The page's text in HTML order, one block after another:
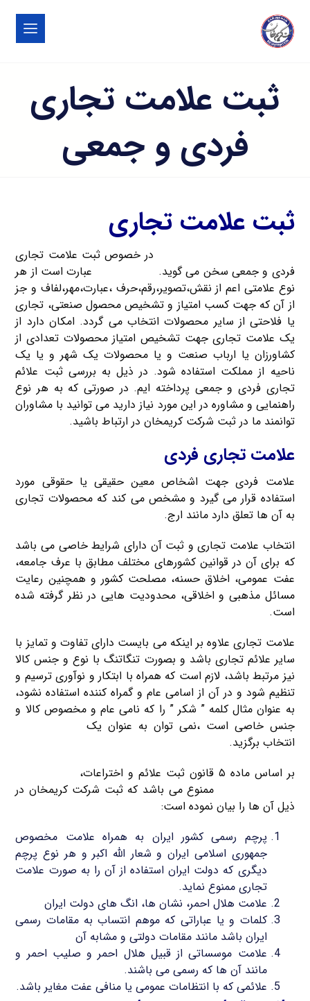
ثبت علامت تجاری
فردی و جمعی
ثبت علامت تجاری
در خصوص ثبت علامت تجاری
فردی و جمعی سخن می گوید.
عبارت است از هر
نوع علامتی اعم از نقش،تصویر،رقم،حرف ،عبارت،مهر،لفاف و جز
از آن که جهت کسب امتیاز و تشخیص محصول صنعتی، تجاری
یا فلاحتی از سایر محصولات انتخاب می گردد. امکان دارد از
یک علامت تجاری جهت تشخیص امتیاز محصولات تعدادی از
کشاورزان یا ارباب صنعت و یا محصولات یک شهر و یا یک
ناحیه از مملکت استفاده شود. در ذیل به بررسی ثبت علائم
تجاری فردی و جمعی پرداخته ایم. در صورتی که به هر نوع
راهنمایی و مشاوره در این مورد نیاز دارید می توانید با مشاوران
توانمند ما در ثبت شرکت کریمخان در ارتباط باشید.
علامت تجاری فردی
علامت فردی جهت اشخاص معین حقیقی یا حقوقی مورد
استفاده قرار می گیرد و مشخص می کند که محصولات تجاری
به آن ها تعلق دارد مانند ارج.
انتخاب علامت تجاری و ثبت آن دارای شرایط خاصی می باشد
که برای آن در قوانین کشورهای مختلف مطابق با عرف جامعه،
عفت عمومی، اخلاق حسنه، مصلحت کشور و همچنین رعایت
مسائل مذهبی و اخلاقی، محدودیت هایی در نظر گرفته شده
است.
علامت تجاری علاوه بر اینکه می بایست دارای تفاوت و تمایز با
سایر علائم تجاری باشد و بصورت تنگاتنگ با نوع و جنس کالا
نیز مرتبط باشد، لازم است که همراه با ابتکار و نوآوری ترسیم و
تنظیم شود و در آن از اسامی عام و گمراه کننده استفاده نشود،
به عنوان مثال کلمه ” شکر ” را که نامی عام و مخصوص کالا و
جنس خاصی است ،نمی توان به عنوان یک
انتخاب برگزید.
بر اساس ماده ۵ قانون ثبت علائم و اختراعات،
ممنوع می باشد که ثبت شرکت کریمخان در
ذیل آن ها را بیان نموده است:
پرچم رسمی کشور ایران به همراه علامت مخصوص
جمهوری اسلامی ایران و شعار الله اکبر و هر نوع پرچم
دیگری که دولت ایران استفاده از آن را به صورت علامت
تجاری ممنوع نماید.
علامت هلال احمر، نشان ها، انگ های دولت ایران
کلمات و یا عباراتی که موهم انتساب به مقامات رسمی
ایران باشد مانند مقامات دولتی و مشابه آن
علامت موسساتی از قبیل هلال احمر و صلیب احمر و
مانند آن ها که رسمی می باشند.
علائمی که با انتظامات عمومی یا منافی عفت مغایر باشد.